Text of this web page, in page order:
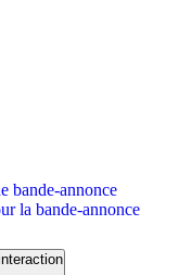
bande-annonce
la bande-annonce